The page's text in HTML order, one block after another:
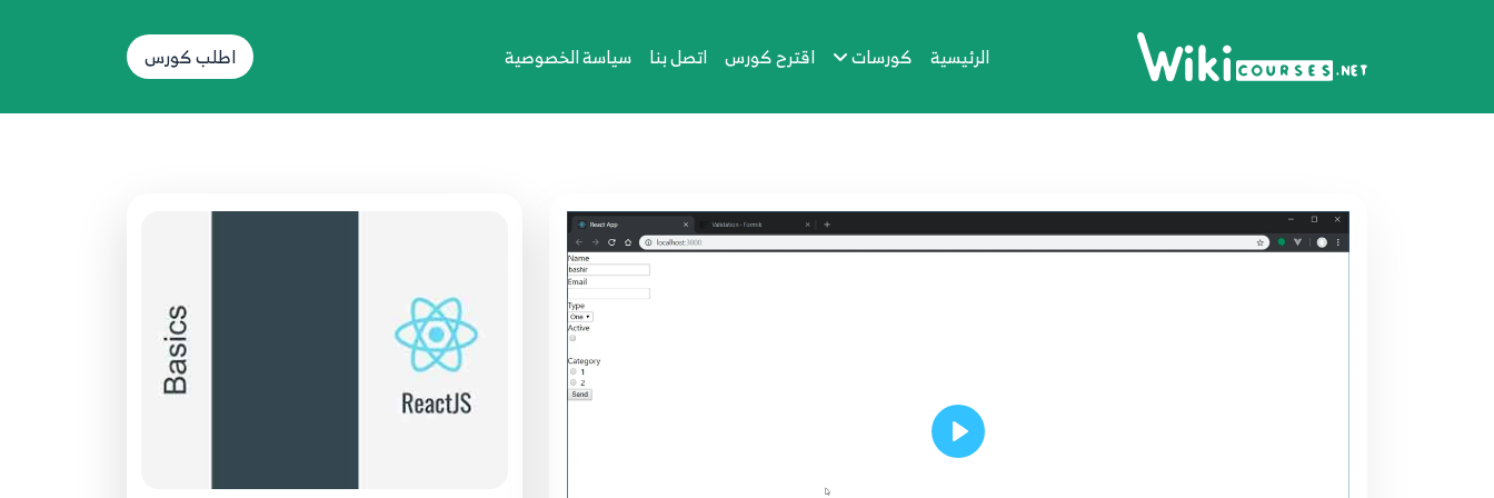
الرئيسية كورسات اقترح كورس اتصل بنا سياسة الخصوصية اطلب كورس
Play
22.022 - ReacJS بالعربية - Forms -
5:55
25Fromik تعرف على أهمية
26.026 - ReactJS بالعربية - Formik -